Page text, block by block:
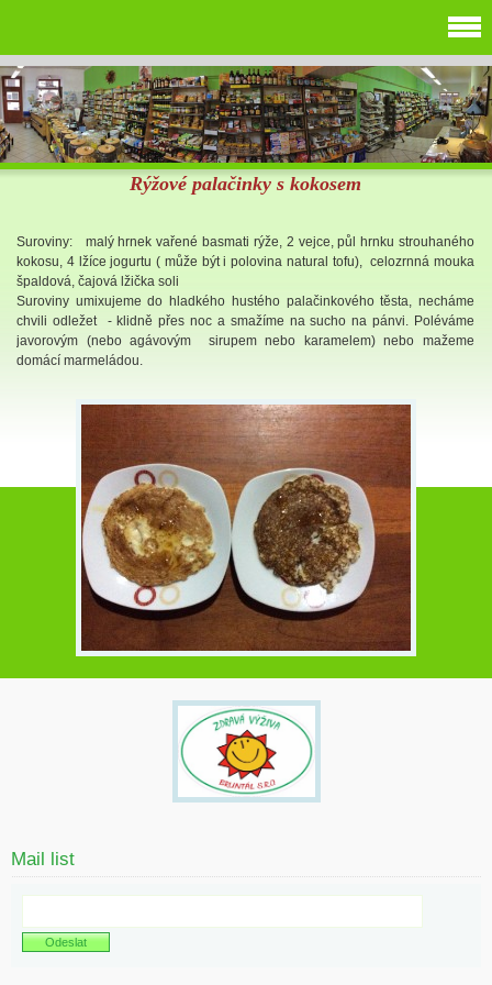
Rýžové palačinky s kokosem
Suroviny: malý hrnek vařené basmati rýže, 2 vejce, půl hrnku strouhaného
kokosu, 4 lžíce jogurtu ( může být i polovina natural tofu), celozrnná mouka
špaldová, čajová lžička soli
Suroviny umixujeme do hladkého hustého palačinkového těsta, necháme
chvili odležet - klidně přes noc a smažíme na sucho na pánvi. Poléváme
javorovým (nebo agávovým sirupem nebo karamelem) nebo mažeme
domácí marmeládou.
Mail list